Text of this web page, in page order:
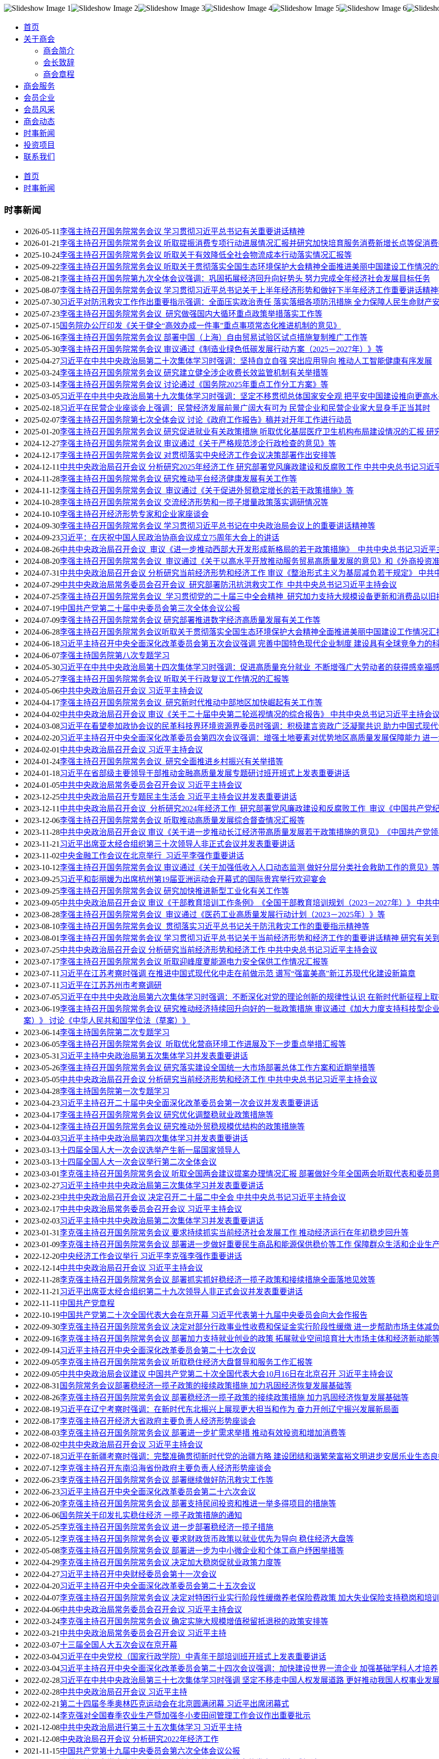
首页
关于商会
商会简介
会长致辞
商会章程
商会服务
会员企业
会员风采
商会动态
时事新闻
投资项目
联系我们
首页
时事新闻
时事新闻
2026-05-11李强主持召开国务院常务会议 学习贯彻习近平总书记有关重要讲话精神
2026-01-21李强主持召开国务院常务会议 听取提振消费专项行动进展情况汇报并研究加快培育服务消费新增长点等促消
2025-10-24李强主持召开国务院常务会议 听取关于有效降低全社会物流成本行动落实情况汇报等
2025-09-22李强主持召开国务院常务会议 听取关于贯彻落实全国生态环境保护大会精神全面推进美丽中国建设工作情况
2025-08-21李强主持召开国务院第九次全体会议强调：巩固拓展经济回升向好势头 努力完成全年经济社会发展目标任务
2025-08-07李强主持召开国务院常务会议 学习贯彻习近平总书记关于上半年经济形势和做好下半年经济工作重要讲话精
2025-07-30习近平对防汛救灾工作作出重要指示强调：全面压实政治责任 落实落细各项防汛措施 全力保障人民生命财产
2025-07-23李强主持召开国务院常务会议 研究做强国内大循环重点政策举措落实工作等
2025-07-15国务院办公厅印发《关于健全“高效办成一件事”重点事项常态化推进机制的意见》
2025-06-16李强主持召开国务院常务会议 部署中国（上海）自由贸易试验区试点措施复制推广工作等
2025-05-30李强主持召开国务院常务会议 审议通过《制造业绿色低碳发展行动方案（2025－2027年）》等
2025-04-27习近平在中共中央政治局第二十次集体学习时强调：坚持自立自强 突出应用导向 推动人工智能健康有序发展
2025-03-24李强主持召开国务院常务会议 研究建立健全涉企收费长效监管机制有关举措等
2025-03-14李强主持召开国务院常务会议 讨论通过《国务院2025年重点工作分工方案》等
2025-03-05习近平在中共中央政治局第十九次集体学习时强调：坚定不移贯彻总体国家安全观 把平安中国建设推向更高
2025-02-18习近平在民营企业座谈会上强调：民营经济发展前景广阔大有可为 民营企业和民营企业家大显身手正当其时
2025-02-07李强主持召开国务院第七次全体会议 讨论《政府工作报告》稿并对开年工作进行动员
2025-01-20李强主持召开国务院常务会议 研究促进就业有关政策措施 听取优化基层医疗卫生机构布局建设情况的汇报 研
2024-12-27李强主持召开国务院常务会议 审议通过《关于严格规范涉企行政检查的意见》等
2024-12-17李强主持召开国务院常务会议 对贯彻落实中央经济工作会议决策部署作出安排等
2024-12-11中共中央政治局召开会议 分析研究2025年经济工作 研究部署党风廉政建设和反腐败工作 中共中央总书记习近
2024-11-28李强主持召开国务院常务会议 研究推动平台经济健康发展有关工作等
2024-11-12李强主持召开国务院常务会议 审议通过《关于促进外贸稳定增长的若干政策措施》等
2024-10-28李强主持召开国务院常务会议 交流经济形势和一揽子增量政策落实调研情况等
2024-10-10李强主持召开经济形势专家和企业家座谈会
2024-09-30李强主持召开国务院常务会议 学习贯彻习近平总书记在中央政治局会议上的重要讲话精神等
2024-09-23习近平：在庆祝中国人民政治协商会议成立75周年大会上的讲话
2024-08-26中共中央政治局召开会议 审议《进一步推动西部大开发形成新格局的若干政策措施》 中共中央总书记习近平
2024-08-20李强主持召开国务院常务会议 审议通过《关于以高水平开放推动服务贸易高质量发展的意见》和《外商投资
2024-07-31中共中央政治局召开会议 分析研究当前经济形势和经济工作 审议《整治形式主义为基层减负若干规定》 中共
2024-07-29中共中央政治局常务委员会召开会议 研究部署防汛抗洪救灾工作 中共中央总书记习近平主持会议
2024-07-25李强主持召开国务院常务会议 学习贯彻党的二十届三中全会精神 研究加力支持大规模设备更新和消费品以
2024-07-19中国共产党第二十届中央委员会第三次全体会议公报
2024-07-09李强主持召开国务院常务会议 研究部署推进数字经济高质量发展有关工作等
2024-06-28李强主持召开国务院常务会议听取关于贯彻落实全国生态环境保护大会精神全面推进美丽中国建设工作情况汇
2024-06-18习近平主持召开中央全面深化改革委员会第五次会议强调 完善中国特色现代企业制度 建设具有全球竞争力的
2024-06-07李强主持国务院第八次专题学习
2024-05-30习近平在中共中央政治局第十四次集体学习时强调：促进高质量充分就业 不断增强广大劳动者的获得感幸福
2024-05-27李强主持召开国务院常务会议 听取关于行政复议工作情况的汇报等
2024-05-06中共中央政治局召开会议 习近平主持会议
2024-04-17李强主持召开国务院常务会议 研究新时代推动中部地区加快崛起有关工作等
2024-04-02中共中央政治局召开会议 审议《关于二十届中央第二轮巡视情况的综合报告》 中共中央总书记习近平主持会议
2024-03-08习近平在看望参加政协会议的民革科技界环境资源界委员时强调：积极建言资政广泛凝聚共识 助力中国式现
2024-02-20习近平主持召开中央全面深化改革委员会第四次会议强调：增强土地要素对优势地区高质量发展保障能力 进
2024-02-01中共中央政治局召开会议 习近平主持会议
2024-01-24李强主持召开国务院常务会议 研究全面推进乡村振兴有关举措等
2024-01-18习近平在省部级主要领导干部推动金融高质量发展专题研讨班开班式上发表重要讲话
2024-01-05中共中央政治局常务委员会召开会议 习近平主持会议
2023-12-25中共中央政治局召开专题民主生活会 习近平主持会议并发表重要讲话
2023-12-11中共中央政治局召开会议 分析研究2024年经济工作 研究部署党风廉政建设和反腐败工作 审议《中国共产党
2023-12-06李强主持召开国务院常务会议 听取推动高质量发展综合督查情况汇报等
2023-11-28中共中央政治局召开会议 审议《关于进一步推动长江经济带高质量发展若干政策措施的意见》《中国共产党
2023-11-21习近平出席亚太经合组织第三十次领导人非正式会议并发表重要讲话
2023-11-02中央金融工作会议在北京举行 习近平李强作重要讲话
2023-10-12李强主持召开国务院常务会议 审议通过《关于加强低收入人口动态监测 做好分层分类社会救助工作的意见》
2023-09-25习近平和彭丽媛为出席杭州第19届亚洲运动会开幕式的国际贵宾举行欢迎宴会
2023-09-25李强主持召开国务院常务会议 研究加快推进新型工业化有关工作等
2023-09-05中共中央政治局召开会议 审议《干部教育培训工作条例》《全国干部教育培训规划（2023－2027年）》 中共
2023-08-28李强主持召开国务院常务会议 审议通过《医药工业高质量发展行动计划（2023－2025年）》等
2023-08-10李强主持召开国务院常务会议 贯彻落实习近平总书记关于防汛救灾工作的重要指示精神等
2023-08-01李强主持召开国务院常务会议 学习贯彻习近平总书记关于当前经济形势和经济工作的重要讲话精神 研究有关
2023-07-25中共中央政治局召开会议 分析研究当前经济形势和经济工作 中共中央总书记习近平主持会议
2023-07-17李强主持召开国务院常务会议 听取迎峰度夏能源电力安全保供工作情况汇报等
2023-07-11习近平在江苏考察时强调 在推进中国式现代化中走在前做示范 谱写“强富美高”新江苏现代化建设新篇章
2023-07-11习近平在江苏苏州市考察调研
2023-07-05习近平在中共中央政治局第六次集体学习时强调：不断深化对党的理论创新的规律性认识 在新时代新征程上
2023-06-19李强主持召开国务院常务会议 研究推动经济持续回升向好的一批政策措施 审议通过《加大力度支持科技型企
案）》 讨论《中华人民共和国学位法（草案）》
2023-06-14李强主持国务院第二次专题学习
2023-06-05李强主持召开国务院常务会议 听取优化营商环境工作进展及下一步重点举措汇报等
2023-05-31习近平主持中央政治局第五次集体学习并发表重要讲话
2023-05-26李强主持召开国务院常务会议 研究落实建设全国统一大市场部署总体工作方案和近期举措等
2023-05-05中共中央政治局召开会议 分析研究当前经济形势和经济工作 中共中央总书记习近平主持会议
2023-04-28李强主持国务院第一次专题学习
2023-04-23习近平主持召开二十届中央全面深化改革委员会第一次会议并发表重要讲话
2023-04-17李强主持召开国务院常务会议 研究优化调整稳就业政策措施等
2023-04-12李强主持召开国务院常务会议 研究推动外贸稳规模优结构的政策措施等
2023-04-03习近平主持中央政治局第四次集体学习并发表重要讲话
2023-03-13十四届全国人大一次会议选举产生新一届国家领导人
2023-03-13十四届全国人大一次会议举行第二次全体会议
2023-03-01李克强主持召开国务院常务会议 听取全国两会建议提案办理情况汇报 部署做好今年全国两会听取代表和委员
2023-02-27习近平主持中共中央政治局第三次集体学习并发表重要讲话
2023-02-23中共中央政治局召开会议 决定召开二十届二中全会 中共中央总书记习近平主持会议
2023-02-17中共中央政治局常务委员会召开会议 习近平主持会议
2023-02-03习近平主持中共中央政治局第二次集体学习并发表重要讲话
2023-01-31李克强主持召开国务院常务会议 要求持续抓实当前经济社会发展工作 推动经济运行在年初稳步回升等
2023-01-09李克强主持召开国务院常务会议 部署进一步做好重要民生商品和能源保供稳价等工作 保障群众生活和企业生
2022-12-20中央经济工作会议举行 习近平李克强李强作重要讲话
2022-12-14中共中央政治局召开会议 习近平主持会议
2022-11-28李克强主持召开国务院常务会议 部署抓实抓好稳经济一揽子政策和接续措施全面落地见效等
2022-11-21习近平出席亚太经合组织第二十九次领导人非正式会议并发表重要讲话
2022-11-11中国共产党章程
2022-10-19中国共产党第二十次全国代表大会在京开幕 习近平代表第十九届中央委员会向大会作报告
2022-09-30李克强主持召开国务院常务会议 决定对部分行政事业性收费和保证金实行阶段性缓缴 进一步帮助市场主体减
2022-09-16李克强主持召开国务院常务会议 部署加力支持就业创业的政策 拓展就业空间培育壮大市场主体和经济新动能
2022-09-14习近平主持召开中央全面深化改革委员会第二十七次会议
2022-09-05李克强主持召开国务院常务会议 听取稳住经济大盘督导和服务工作汇报等
2022-09-05中共中央政治局会议建议 中国共产党第二十次全国代表大会10月16日在北京召开 习近平主持会议
2022-08-31 国务院常务会议部署稳经济一揽子政策的接续政策措施 加力巩固经济恢复发展基础等
2022-08-26李克强主持召开国务院常务会议 部署稳经济一揽子政策的接续政策措施 加力巩固经济恢复发展基础等
2022-08-19习近平在辽宁考察时强调：在新时代东北振兴上展现更大担当和作为 奋力开创辽宁振兴发展新局面
2022-08-17李克强主持召开经济大省政府主要负责人经济形势座谈会
2022-08-03李克强主持召开国务院常务会议 部署进一步扩需求举措 推动有效投资和增加消费等
2022-08-02中共中央政治局召开会议 习近平主持会议
2022-07-18习近平在新疆考察时强调：完整准确贯彻新时代党的治疆方略 建设团结和谐繁荣富裕文明进步安居乐业生态
2022-07-12李克强主持召开东南沿海省份政府主要负责人经济形势座谈会
2022-06-23李克强主持召开国务院常务会议 部署继续做好防汛救灾工作等
2022-06-23习近平主持召开中央全面深化改革委员会第二十六次会议
2022-06-20李克强主持召开国务院常务会议 部署支持民间投资和推进一举多得项目的措施等
2022-06-06国务院关于印发扎实稳住经济 一揽子政策措施的通知
2022-05-25李克强主持召开国务院常务会议 进一步部署稳经济一揽子措施
2022-05-12李克强主持召开国务院常务会议 要求财政货币政策以就业优先为导向 稳住经济大盘等
2022-05-08李克强主持召开国务院常务会议 部署进一步为中小微企业和个体工商户纾困举措等
2022-04-29李克强主持召开国务院常务会议 决定加大稳岗促就业政策力度等
2022-04-27习近平主持召开中央财经委员会第十一次会议
2022-04-20习近平主持召开中央全面深化改革委员会第二十五次会议
2022-04-07李克强主持召开国务院常务会议 决定对特困行业实行阶段性缓缴养老保险费政策 加大失业保险支持稳岗和培
2022-04-06中共中央政治局常务委员会召开会议 习近平主持会议
2022-03-24李克强主持召开国务院常务会议 确定实施大规模增值税留抵退税的政策安排等
2022-03-21中共中央政治局常务委员会召开会议 习近平主持
2022-03-07十三届全国人大五次会议在京开幕
2022-03-04习近平在中央党校（国家行政学院）中青年干部培训班开班式上发表重要讲话
2022-03-04习近平主持召开中央全面深化改革委员会第二十四次会议强调：加快建设世界一流企业 加强基础学科人才培养
2022-02-28习近平在中共中央政治局第三十七次集体学习时强调 坚定不移走中国人权发展道路 更好推动我国人权事业发
2022-02-28中共中央政治局召开会议 习近平主持
2022-02-21第二十四届冬季奥林匹克运动会在北京圆满闭幕 习近平出席闭幕式
2022-02-14李克强对全国春季农业生产暨加强冬小麦田间管理工作会议作出重要批示
2021-12-08中共中央政治局进行第三十五次集体学习 习近平主持
2021-12-08中央政治局召开会议 分析研究2022年经济工作
2021-11-15中国共产党第十九届中央委员会第六次全体会议公报